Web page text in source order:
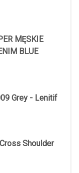
MĘSKIE
BLUE
Grey - Lenitif
Shoulder